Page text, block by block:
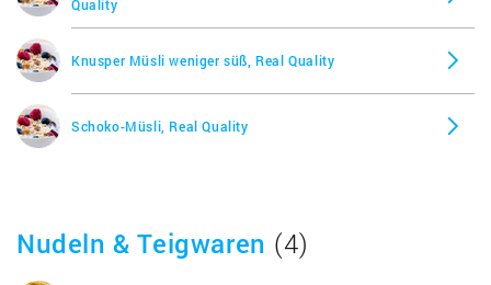
Quality
Knusper Müsli weniger süß, Real Quality
Schoko-Müsli, Real Quality
Nudeln & Teigwaren (4)